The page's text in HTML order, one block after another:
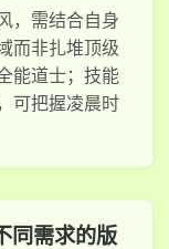
，需结合自身
而非扎堆顶级
能道士；技能
可把握凌晨时
同需求的版